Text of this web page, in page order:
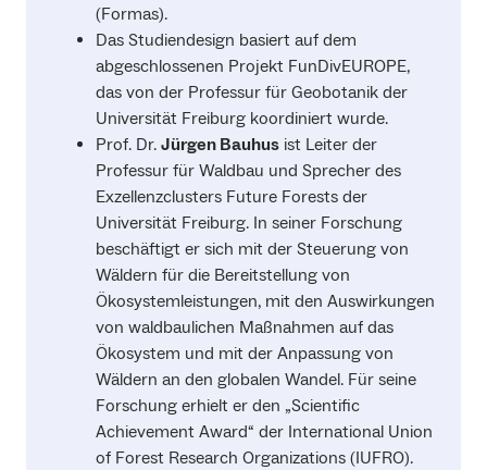
(Formas).
Das Studiendesign basiert auf dem
abgeschlossenen Projekt FunDivEUROPE,
das von der Professur für Geobotanik der
Universität Freiburg koordiniert wurde.
Prof. Dr. Jürgen Bauhus ist Leiter der
Professur für Waldbau und Sprecher des
Exzellenzclusters Future Forests der
Universität Freiburg. In seiner Forschung
beschäftigt er sich mit der Steuerung von
Wäldern für die Bereitstellung von
Ökosystemleistungen, mit den Auswirkungen
von waldbaulichen Maßnahmen auf das
Ökosystem und mit der Anpassung von
Wäldern an den globalen Wandel. Für seine
Forschung erhielt er den „Scientific
Achievement Award“ der International Union
of Forest Research Organizations (IUFRO).